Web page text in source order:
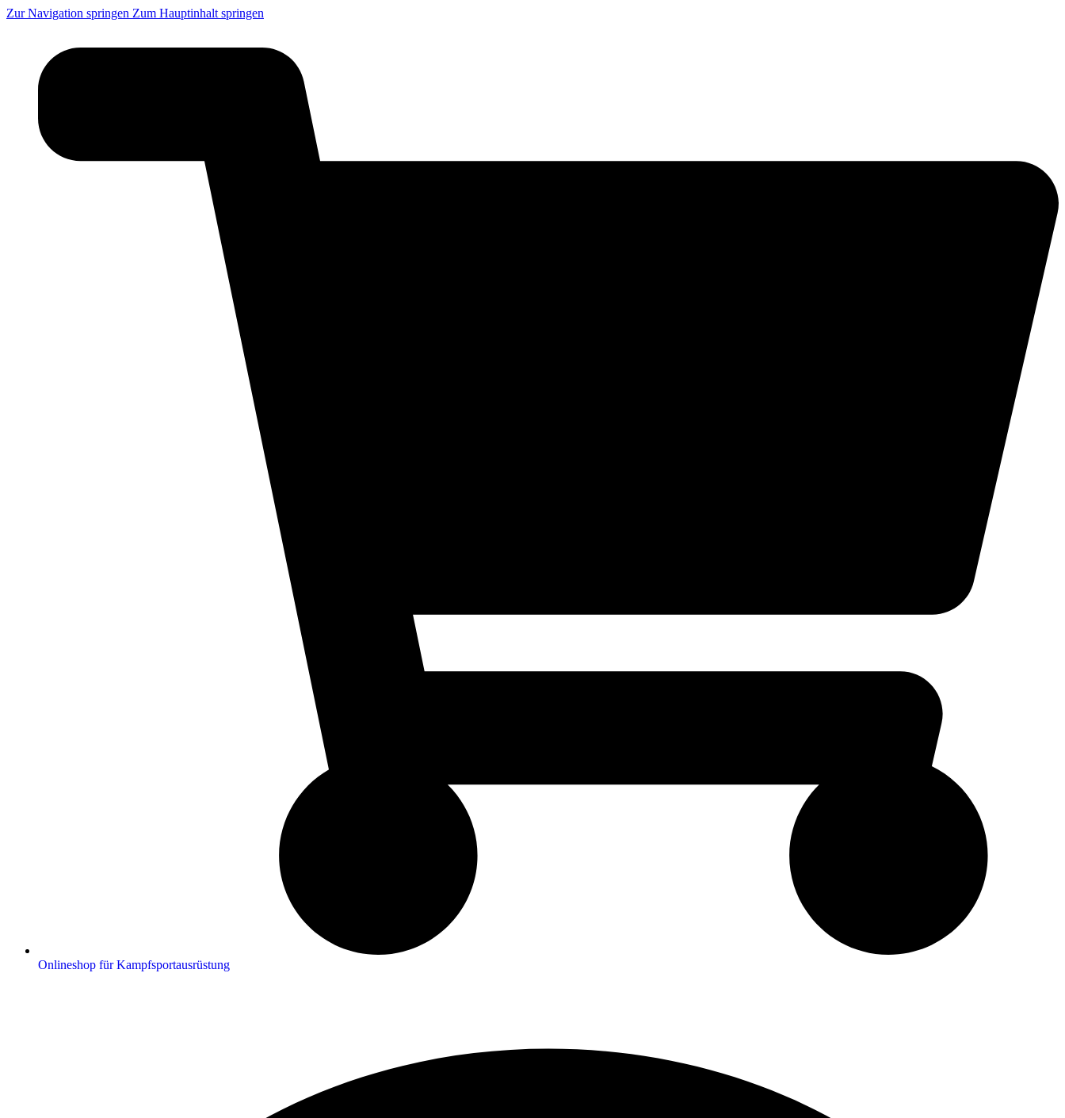
Zur Navigation springen Zum Hauptinhalt springen
Onlineshop für Kampfsportausrüstung